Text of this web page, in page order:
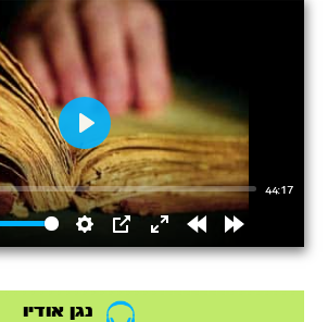
44:17
Settings
PIP
EnterRewindForward
Play
נגן אודיו